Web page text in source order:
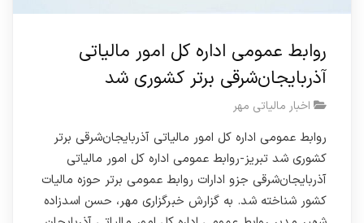
روابط عمومی اداره کل امور مالیاتی
آذربایجان‌شرقی برتر کشوری شد
اخبار مالیاتی مهر
روابط عمومی اداره کل امور مالیاتی آذربایجان‌شرقی برتر
کشوری شد تبریز-روابط عمومی اداره کل امور مالیاتی
آذربایجان‌شرقی جزو ادارات روابط عمومی برتر حوزه مالیات
کشور شناخته شد. به گزارش خبرگزاری مهر، حسن اسدزاده